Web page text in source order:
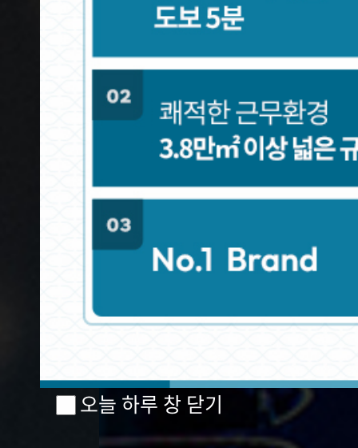
오늘 하루 창 닫기